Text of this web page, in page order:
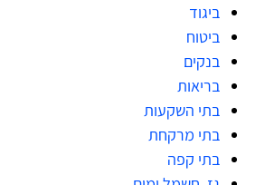
ביגוד
ביטוח
בנקים
בריאות
בתי השקעות
בתי מרקחת
בתי קפה